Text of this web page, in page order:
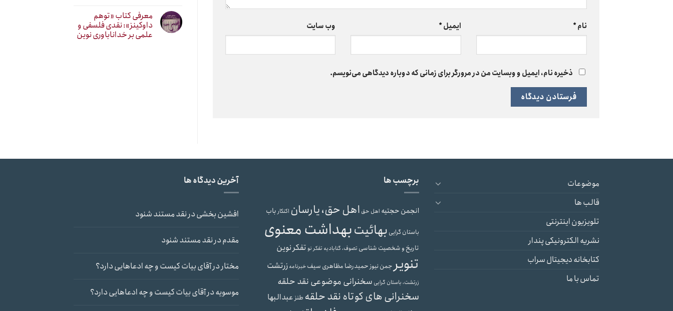
نام* ایمیل* وب‌ سایت
ذخیره نام، ایمیل و وبسایت من در مرورگر برای زمانی که دوباره دیدگاهی می‌نویسم.
معرفی کتاب «توهم
داوکینز»: نقدی فلسفی و
علمی بر خداناباوری نوین
موضوعات
قالب ها
تلویزیون اینترنتی
نشریه الکترونیکی پندار
کتابخانه دیجیتال سراب
تماس با ما
برچسب ها
انجمن حجتیه اهل حق اهل حق، یارسان اکنکارباب
باستان گرایی بهائیتبهداشت معنوی
تاریخ و شخصیت شناسی تصوف، گنابادیه تفکر نوتفکر نوین
تنویرجمن نیوزحمیدرضا مظاهری سیفخبرنامهزرتشت
زرتشت، باستان گرایی سخنرانی موضوعی نقد حلقه
سخنرانی های کوتاه نقد حلقه طنزعبدالبها
آخرین دیدگاه ها
افشین بخشیدرنقد مستند شنود
مقدمدرنقد مستند شنود
مختاردرآقای بیات کیست و چه ادعاهایی دارد؟
موسویهدرآقای بیات کیست و چه ادعاهایی دارد؟